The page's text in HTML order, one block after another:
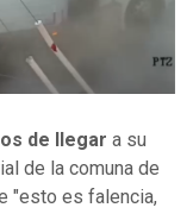
de llegar a su
de la comuna de
"esto es falencia,